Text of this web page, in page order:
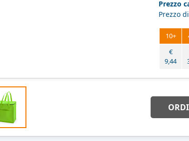
Prezzo
Prezzo
10+
€
9,44